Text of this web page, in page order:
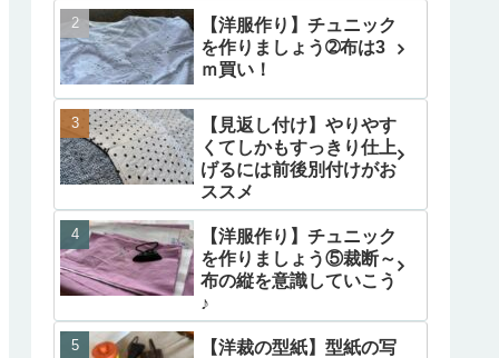
【洋服作り】チュニック
を作りましょう➁布は3
ｍ買い！
【見返し付け】やりやす
くてしかもすっきり仕上
げるには前後別付けがお
ススメ
【洋服作り】チュニック
を作りましょう⑤裁断～
布の縦を意識していこう
♪
【洋裁の型紙】型紙の写